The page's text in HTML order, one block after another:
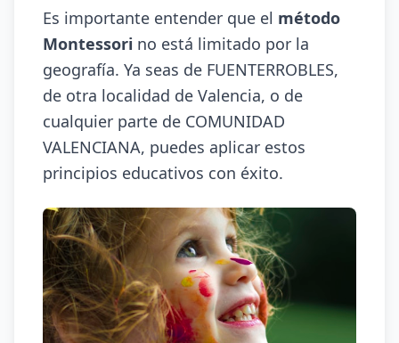
Es importante entender que el método
Montessori no está limitado por la
geografía. Ya seas de FUENTERROBLES,
de otra localidad de Valencia, o de
cualquier parte de COMUNIDAD
VALENCIANA, puedes aplicar estos
principios educativos con éxito.